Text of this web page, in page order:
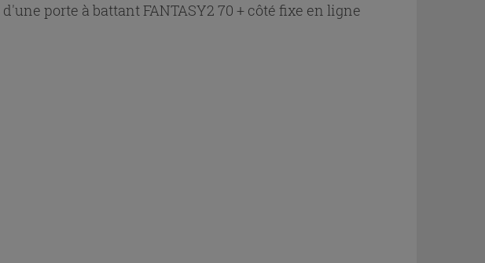
porte à battant FANTASY2 70 + côté fixe en ligne